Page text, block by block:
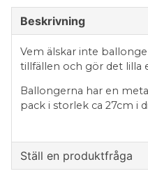
Beskrivning
Vem älskar inte
tillfällen och gör det lilla
Ballongerna har en
pack i storlek ca 27cm i
Ställ en produktfråga